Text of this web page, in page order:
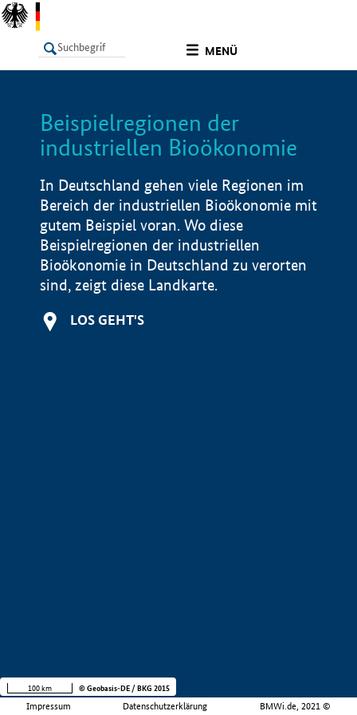
MENÜ
LISTE
Beispielregionen der
industriellen Bioökonomie
In Deutschland gehen viele Regionen im
Bereich der industriellen Bioökonomie mit
gutem Beispiel voran. Wo diese
Beispielregionen der industriellen
Bioökonomie in Deutschland zu verorten
sind, zeigt diese Landkarte.
LOS GEHT'S
Impressum Datenschutzerklärung BMWi.de, 2021 ©
100 km © Geobasis-DE / BKG 2015